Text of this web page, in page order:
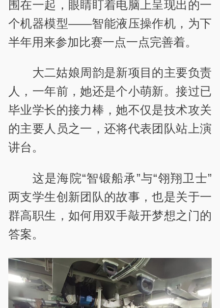
围在一起，眼睛盯着电脑上呈现出的一
个机器模型——智能液压操作机，为下
半年用来参加比赛一点一点完善着。
大二姑娘周韵是新项目的主要负责
人，一年前，她还是个小萌新。接过已
毕业学长的接力棒，她不仅是技术攻关
的主要人员之一，还将代表团队站上演
讲台。
这是海院“智锻船承”与“翎翔卫士”
两支学生创新团队的故事，也是关于一
群高职生，如何用双手敲开梦想之门的
答案。